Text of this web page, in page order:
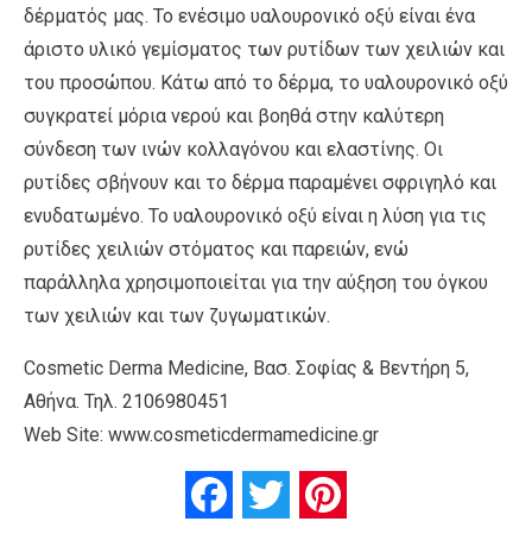
δέρματός μας. Το ενέσιμο υαλουρονικό οξύ είναι ένα
άριστο υλικό γεμίσματος των ρυτίδων των χειλιών και
του προσώπου. Κάτω από το δέρμα, το υαλουρονικό οξύ
συγκρατεί μόρια νερού και βοηθά στην καλύτερη
σύνδεση των ινών κολλαγόνου και ελαστίνης. Οι
ρυτίδες σβήνουν και το δέρμα παραμένει σφριγηλό και
ενυδατωμένο. Το υαλουρονικό οξύ είναι η λύση για τις
ρυτίδες χειλιών στόματος και παρειών, ενώ
παράλληλα χρησιμοποιείται για την αύξηση του όγκου
των χειλιών και των ζυγωματικών.
Cosmetic Derma Medicine, Βασ. Σοφίας & Βεντήρη 5,
Αθήνα. Τηλ. 2106980451
Web Site: www.cosmeticdermamedicine.gr
FacebookTwitter